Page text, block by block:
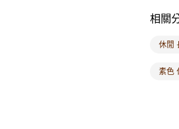
相關
休閒
素色